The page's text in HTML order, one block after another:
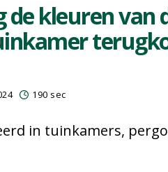
kleuren van
190 sec
in tuinkamers,